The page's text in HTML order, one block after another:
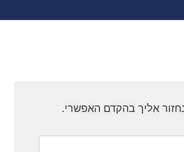
אליך בהקדם האפשרי.